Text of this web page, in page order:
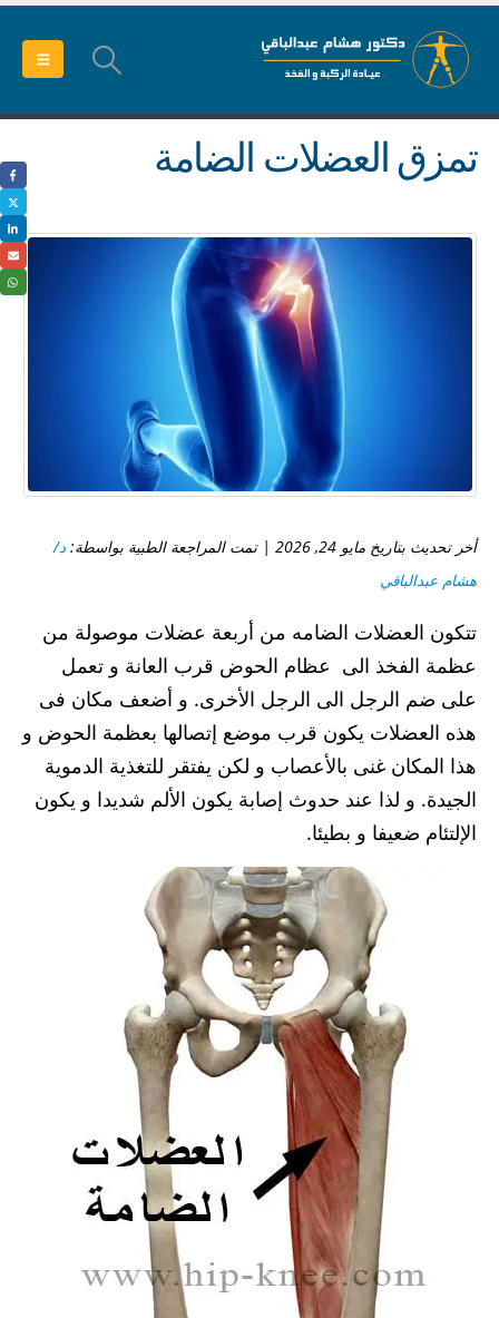
تمزق العضلات الضامة
أخر تحديث بتاريخ مايو 24, 2026 | تمت المراجعة الطبية بواسطة:
د/
هشام عبدالباقي
تتكون العضلات الضامه من أربعة عضلات موصولة من
عظمة الفخذ الى عظام الحوض قرب العانة و تعمل
على ضم الرجل الى الرجل الأخرى. و أضعف مكان فى
هذه العضلات يكون قرب موضع إتصالها بعظمة الحوض و
هذا المكان غنى بالأعصاب و لكن يفتقر للتغذية الدموية
الجيدة. و لذا عند حدوث إصابة يكون الألم شديدا و يكون
الإلتئام ضعيفا و بطيئا.